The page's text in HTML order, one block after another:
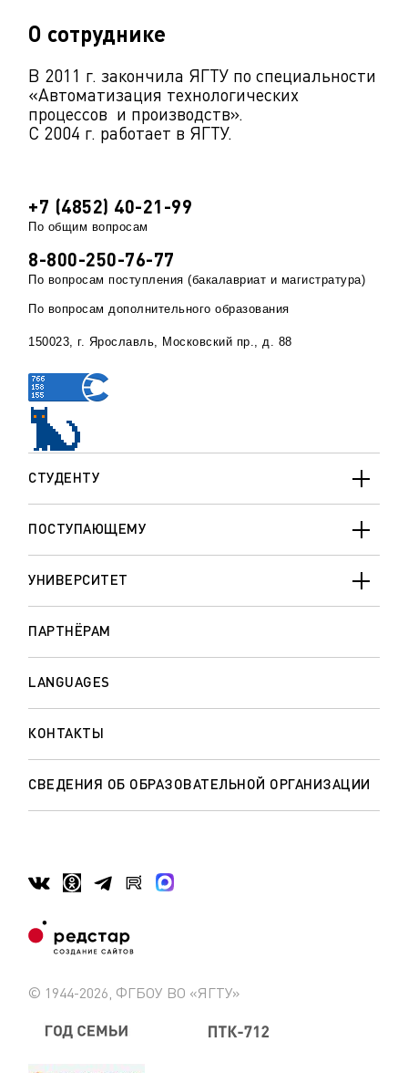
О сотруднике
В 2011 г. закончила ЯГТУ по специальности
«Автоматизация технологических
процессов и производств».
С 2004 г. работает в ЯГТУ.
СТУДЕНТУ
ПОСТУПАЮЩЕМУ
УНИВЕРСИТЕТ
ПАРТНЁРАМ
LANGUAGES
КОНТАКТЫ
СВЕДЕНИЯ ОБ ОБРАЗОВАТЕЛЬНОЙ ОРГАНИЗАЦИИ
+7 (4852) 40-21-99
По общим вопросам
8-800-250-76-77
По вопросам поступления (бакалавриат и магистратура)
По вопросам дополнительного образования
150023, г. Ярославль, Московский пр., д. 88
© 1944-2026, ФГБОУ ВО «ЯГТУ»